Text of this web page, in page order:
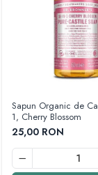
Sapun Organic de
1, Cherry Blossom
25,00 RON